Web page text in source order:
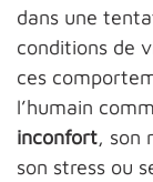
dans une
conditions de
ces
l’humain
inconfort, son
son stress ou